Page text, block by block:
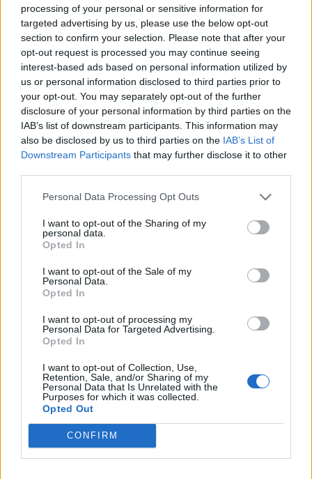
processing of your personal or sensitive information for
targeted advertising by us, please use the below opt-out
section to confirm your selection. Please note that after your
opt-out request is processed you may continue seeing
interest-based ads based on personal information utilized by
us or personal information disclosed to third parties prior to
your opt-out. You may separately opt-out of the further
disclosure of your personal information by third parties on the
IAB’s list of downstream participants. This information may
also be disclosed by us to third parties on the IAB’s List of
Downstream Participants that may further disclose it to other
Personal Data Processing Opt Outs
I want to opt-out of the Sharing of my
personal data.
Opted In
I want to opt-out of the Sale of my
Personal Data.
Opted In
I want to opt-out of processing my
Personal Data for Targeted Advertising.
Opted In
I want to opt-out of Collection, Use,
Retention, Sale, and/or Sharing of my
Personal Data that Is Unrelated with the
Purposes for which it was collected.
Opted Out
CONFIRM
Για την διαιτησία του αγώνα:
«Τηρώ αυτό που είπα μετά το ματς με τον
Βόλο. Το είδα, είναι δικό μου θέμα. Δεν θα
μιλήσω ξανά για διαιτησία».
Για το αν έλειψε το καθαρό μυαλό στο
σκοράρισμα:
«Την στάση μου δεν τη καθορίζουν οι στιγμές.
Τα γκολ μπαίνουν και χάνονται. Έχω απόλυτη
εμπιστοσύνη στα παιδιά. Όλα χρειάζονται
πίστη και υποστήριξη. Όλα έπαιξαν ρόλο, η
πίεση, το παιχνίδι. Να δημιουργούμε ευκαιρίες
και γκολ θα βάλουμε».
Για την μεταγραφική ενίσχυση της ομάδας
και το αν το ρόστερ είναι επαρκές:
«Ναι είναι επαρκές. Για ενίσχυση θα δούμε. Τι
σημαίνει αυτό. Αν υπάρχει κάτι καλύτερο από
αυτό που έχουμε αποδεδειγμένα, εχθρός του
καλού είναι το καλύτερο. Να μπω σε διαδικασία
για μεταγραφές για να λέμε ότι κάναμε, δεν
θέλω. Εμπιστεύομαι τα παιδιά που έχουμε. Η
ομάδα μας είναι έκτη στην βαθμολογία. Με ποια